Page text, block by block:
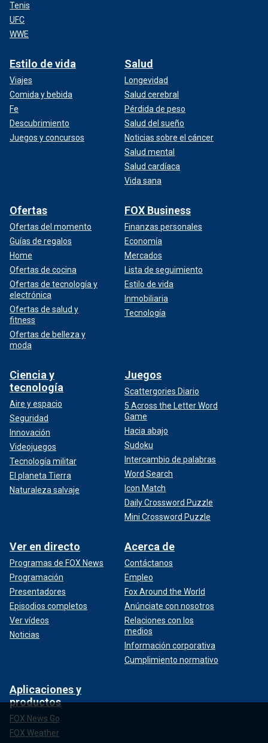
Tenis
UFC
WWE
Estilo de vida
Viajes
Comida y bebida
Fe
Descubrimiento
Juegos y concursos
Salud
Longevidad
Salud cerebral
Pérdida de peso
Salud del sueño
Noticias sobre el cáncer
Salud mental
Salud cardíaca
Vida sana
Ofertas
Ofertas del momento
Guías de regalos
Home
Ofertas de cocina
Ofertas de tecnología y
electrónica
Ofertas de salud y
fitness
Ofertas de belleza y
moda
FOX Business
Finanzas personales
Economía
Mercados
Lista de seguimiento
Estilo de vida
Inmobiliaria
Tecnología
Ciencia y
tecnología
Aire y espacio
Seguridad
Innovación
Videojuegos
Tecnología militar
El planeta Tierra
Naturaleza salvaje
Juegos
Scattergories Diario
5 Across the Letter Word
Game
Hacia abajo
Sudoku
Intercambio de palabras
Word Search
Icon Match
Daily Crossword Puzzle
Mini Crossword Puzzle
Ver en directo
Programas de FOX News
Programación
Presentadores
Episodios completos
Ver vídeos
Noticias
Acerca de
Contáctanos
Empleo
Fox Around the World
Anúnciate con nosotros
Relaciones con los
medios
Información corporativa
Cumplimiento normativo
Aplicaciones y
productos
FOX News Go
FOX Weather